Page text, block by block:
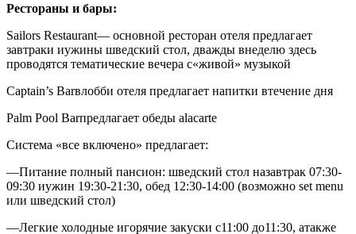
Рестораны и бары:
Sailors Restaurant— основной ресторан отеля предлагает
завтраки иужины шведский стол, дважды внеделю здесь
проводятся тематические вечера с«живой» музыкой
Captain’s Barвлобби отеля предлагает напитки втечение дня
Palm Pool Barпредлагает обеды alacarte
Система «все включено» предлагает:
—Питание полный пансион: шведский стол назавтрак 07:30-
09:30 иужин 19:30-21:30, обед 12:30-14:00 (возможно set menu
или шведский стол)
—Легкие холодные игорячие закуски с11:00 до11:30, атакже